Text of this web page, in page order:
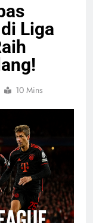
Liga
10 Mins